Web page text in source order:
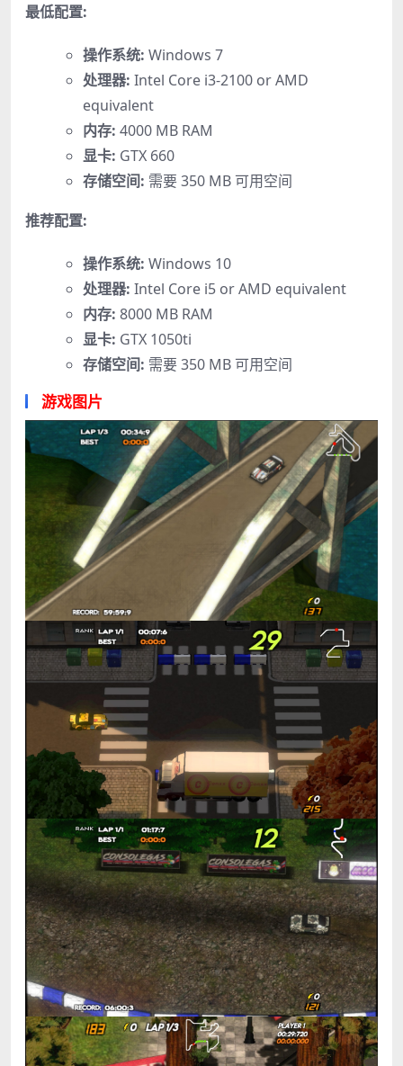
最低配置:
操作系统: Windows 7
处理器: Intel Core i3-2100 or AMD
equivalent
内存: 4000 MB RAM
显卡: GTX 660
存储空间: 需要 350 MB 可用空间
推荐配置:
操作系统: Windows 10
处理器: Intel Core i5 or AMD equivalent
内存: 8000 MB RAM
显卡: GTX 1050ti
存储空间: 需要 350 MB 可用空间
游戏图片